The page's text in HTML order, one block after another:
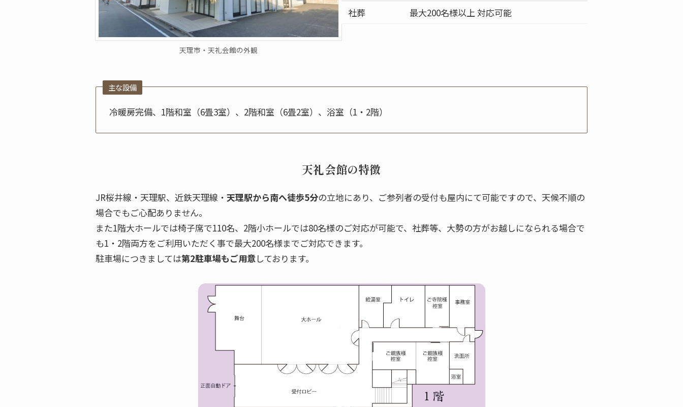
天理市・天礼会館の外観
社葬
最大200名様以上 対応可能
主な設備
冷暖房完備、1階和室（6畳3室）、2階和室（6畳2室）、浴室（1・2階）
天礼会館の特徴
JR桜井線・天理駅、近鉄天理線・ 天理駅から南へ徒歩5分の立地にあり、ご参列者の受付も屋内にて可能ですので、天候不順の
場合でもご心配ありません。
また1階大ホールでは椅子席で110名、2階小ホールでは80名様のご対応が可能で、社葬等、大勢の方がお越しになられる場合で
も1・2階両方をご利用いただく事で最大200名様までご対応できます。
駐車場につきましては第2駐車場もご用意しております。